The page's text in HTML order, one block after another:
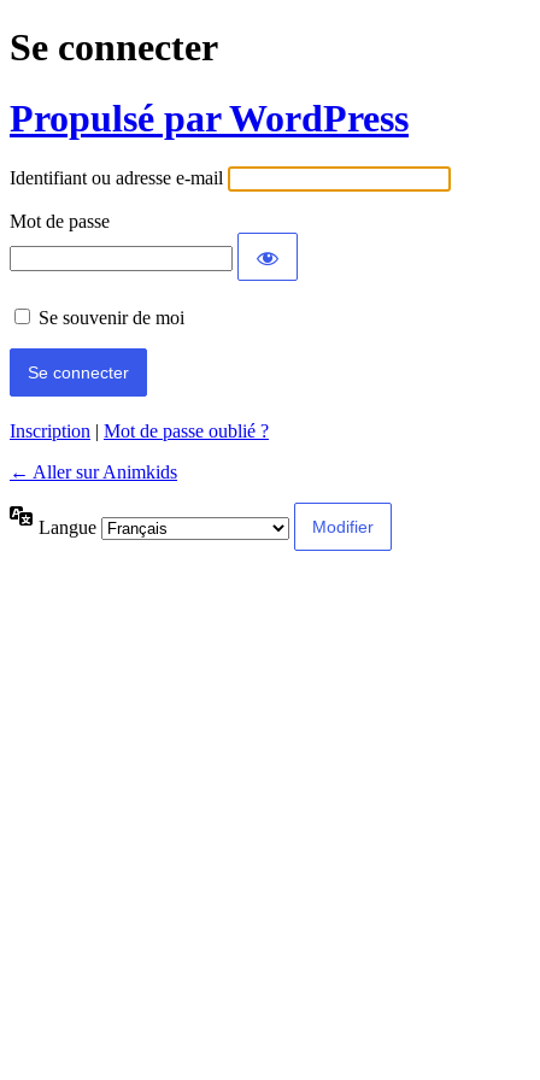
Se connecter
Propulsé par WordPress
Identifiant ou adresse e-mail
Mot de passe
Se souvenir de moi
Inscription | Mot de passe oublié ?
← Aller sur Animkids
Langue